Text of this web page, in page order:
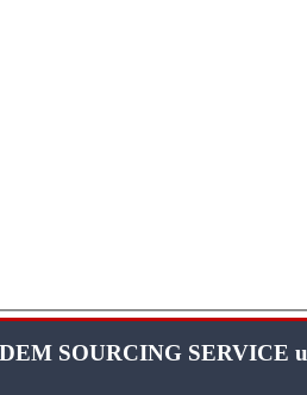
SOURCING SERVICE